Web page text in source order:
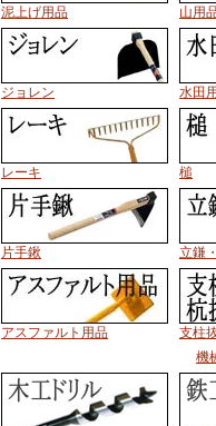
泥上げ用品 山用
ジョレン 水田
レーキ 槌
片手鍬 立鎌
アスファルト用品
支柱
機